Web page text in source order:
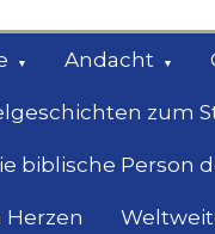
Andacht
zum
biblische Person
Herzen